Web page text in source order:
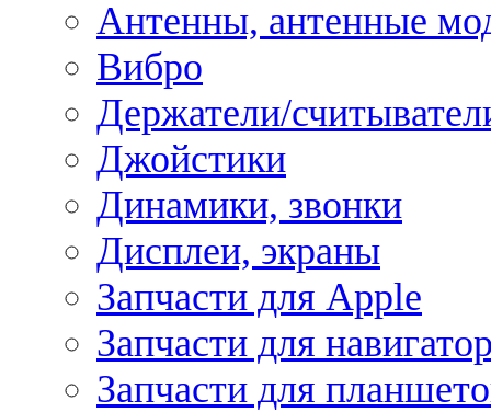
Антенны, антенные
Вибро
Держатели/
Джойстики
Динамики, звонки
Дисплеи, экраны
Запчасти для Apple
Запчасти для
Запчасти для